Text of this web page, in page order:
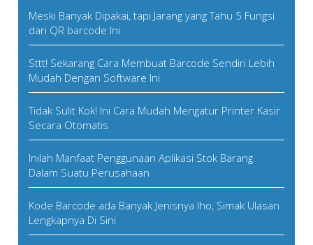
Meski Banyak Dipakai, tapi Jarang yang Tahu 5 Fungsi
dari QR barcode Ini
Sttt! Sekarang Cara Membuat Barcode Sendiri Lebih
Mudah Dengan Software Ini
Tidak Sulit Kok! Ini Cara Mudah Mengatur Printer Kasir
Secara Otomatis
Inilah Manfaat Penggunaan Aplikasi Stok Barang
Dalam Suatu Perusahaan
Kode Barcode ada Banyak Jenisnya lho, Simak Ulasan
Lengkapnya Di Sini